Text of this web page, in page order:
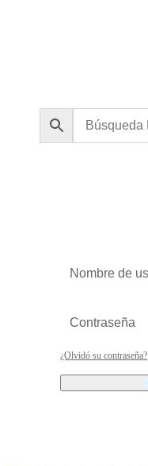
¿Olvidó su contraseña?